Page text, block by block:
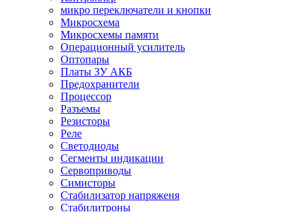
микро переключатели и кнопки
Микросхема
Микросхемы памяти
Операционный усилитель
Оптопары
Платы ЗУ АКБ
Предохранители
Процессор
Разъемы
Резисторы
Реле
Светодиоды
Сегменты индикации
Сервоприводы
Симисторы
Стабилизатор напряженя
Стабилитроны